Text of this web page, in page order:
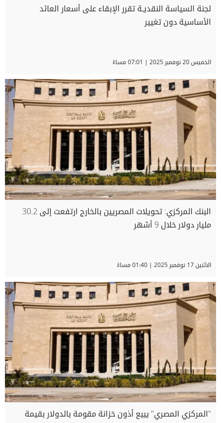
لجنة السياسة النقديـة تقرر الإبقاء على أسعار العائد
الأساسية دون تغيير
الخميس 20 نوفمبر 2025 | 07:01 مساءً
البنك المركزي: تحويلات المصريين بالخارج ارتفعت إلى 30.2
مليار دولار خلال 9 أشهر
الاثنين 17 نوفمبر 2025 | 01:40 مساءً
"المركزي المصري" يبيع أذون خزانة مقومة بالدولار بقيمة